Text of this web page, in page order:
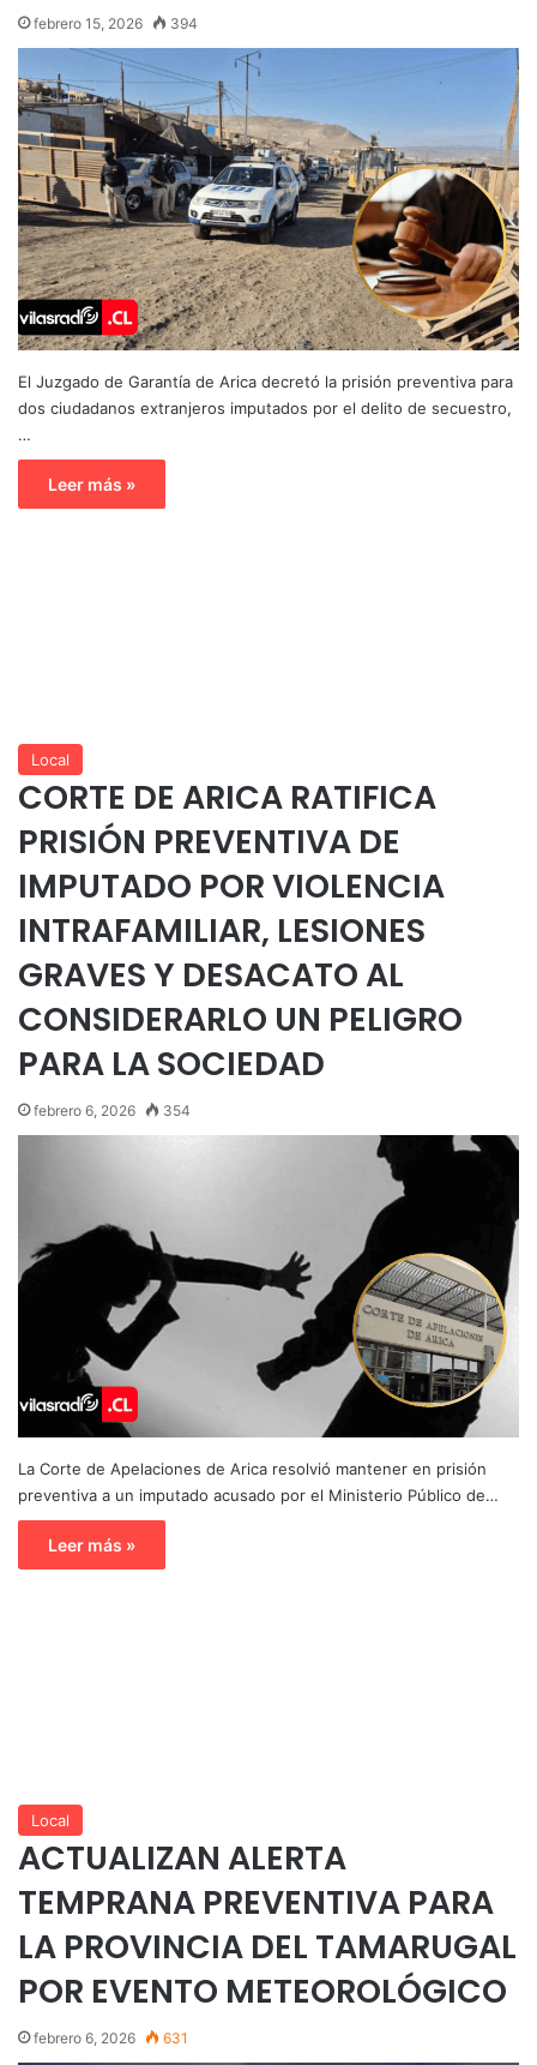
febrero 15, 2026 394
El Juzgado de Garantía de Arica decretó la prisión preventiva para
dos ciudadanos extranjeros imputados por el delito de secuestro,
…
Leer más »
Local
CORTE DE ARICA RATIFICA
PRISIÓN PREVENTIVA DE
IMPUTADO POR VIOLENCIA
INTRAFAMILIAR, LESIONES
GRAVES Y DESACATO AL
CONSIDERARLO UN PELIGRO
PARA LA SOCIEDAD
febrero 6, 2026 354
La Corte de Apelaciones de Arica resolvió mantener en prisión
preventiva a un imputado acusado por el Ministerio Público de…
Leer más »
Local
ACTUALIZAN ALERTA
TEMPRANA PREVENTIVA PARA
LA PROVINCIA DEL TAMARUGAL
POR EVENTO METEOROLÓGICO
febrero 6, 2026 631